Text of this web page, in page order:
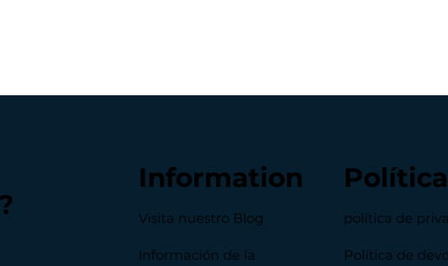
Information
Visita nuestro Blog
Información de la
política de
Política de